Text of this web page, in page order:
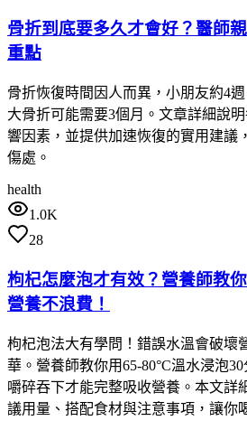
骨折到底要多久才會好？醫師
重點
骨折恢復時間因人而異，小朋友約4
大骨折可能需要3個月。文章詳細說
響因素，並提供加速恢復的實用建議
傷處。
health
1.0K
28
枸杞怎麼泡才有效？營養師教
營養不浪費！
枸杞泡法大有學問！錯誤水溫會破壞
華。營養師教你用65-80°C溫水浸泡
嚼碎吞下才能完整吸收營養。本文詳
議用量、搭配食材與注意事項，讓你